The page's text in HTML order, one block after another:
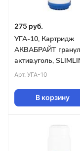
275 руб.
УГА-10, Картридж
АКВАБРАЙТ
актив.уголь,
дюймов (упак.25)
Арт. УГА-10
В корзину